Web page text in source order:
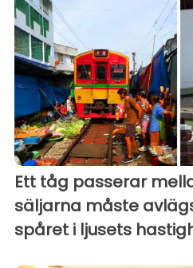
Ett tåg passerar
säljarna måste
spåret i ljusets